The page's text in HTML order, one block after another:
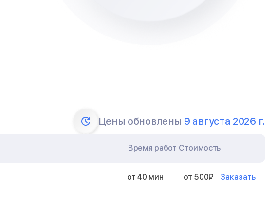
Цены обновлены 9 августа 2026 г.
Время работ Стоимость
от 40 мин от 500₽ Заказать